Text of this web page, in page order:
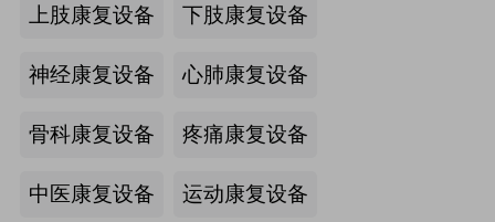
上肢康复设备 下肢康复设备
神经康复设备 心肺康复设备
骨科康复设备 疼痛康复设备
中医康复设备 运动康复设备
来源:注册会员
海量养老行业资源
【如愿】升降浴室柜-海尔智慧康养